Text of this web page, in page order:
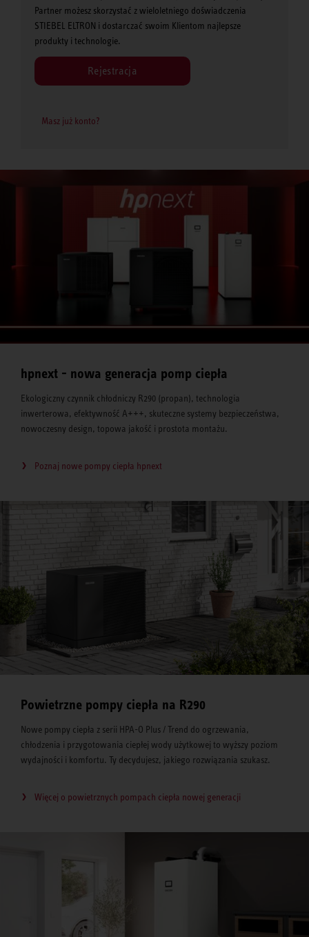
Partner możesz skorzystać z wieloletniego doświadczenia
STIEBEL ELTRON i dostarczać swoim Klientom najlepsze
produkty i technologie.
Rejestracja
Masz już konto?
hpnext - nowa generacja pomp ciepła
Ekologiczny czynnik chłodniczy R290 (propan), technologia
inwerterowa, efektywność A+++, skuteczne systemy bezpieczeństwa,
nowoczesny design, topowa jakość i prostota montażu.
Poznaj nowe pompy ciepła hpnext
Powietrzne pompy ciepła na R290
Nowe pompy ciepła z serii HPA-O Plus / Trend do ogrzewania,
chłodzenia i przygotowania ciepłej wody użytkowej to wyższy poziom
wydajności i komfortu. Ty decydujesz, jakiego rozwiązania szukasz.
Więcej o powietrznych pompach ciepła nowej generacji